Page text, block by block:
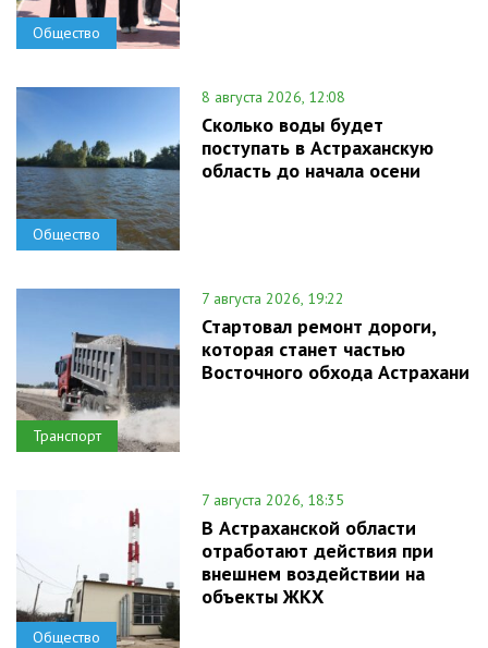
Общество
Общество
8 августа 2026, 12:08
Сколько воды будет
поступать в Астраханскую
область до начала осени
Транспорт
7 августа 2026, 19:22
Стартовал ремонт дороги,
которая станет частью
Восточного обхода Астрахани
Общество
7 августа 2026, 18:35
В Астраханской области
отработают действия при
внешнем воздействии на
объекты ЖКХ